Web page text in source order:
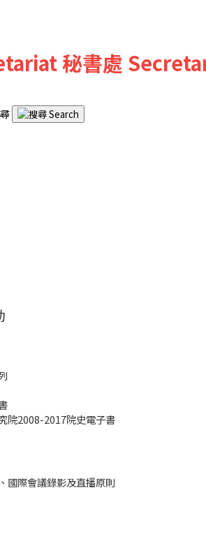
秘書處
院2008-2017院史電子書
國際會議錄影及直播原則